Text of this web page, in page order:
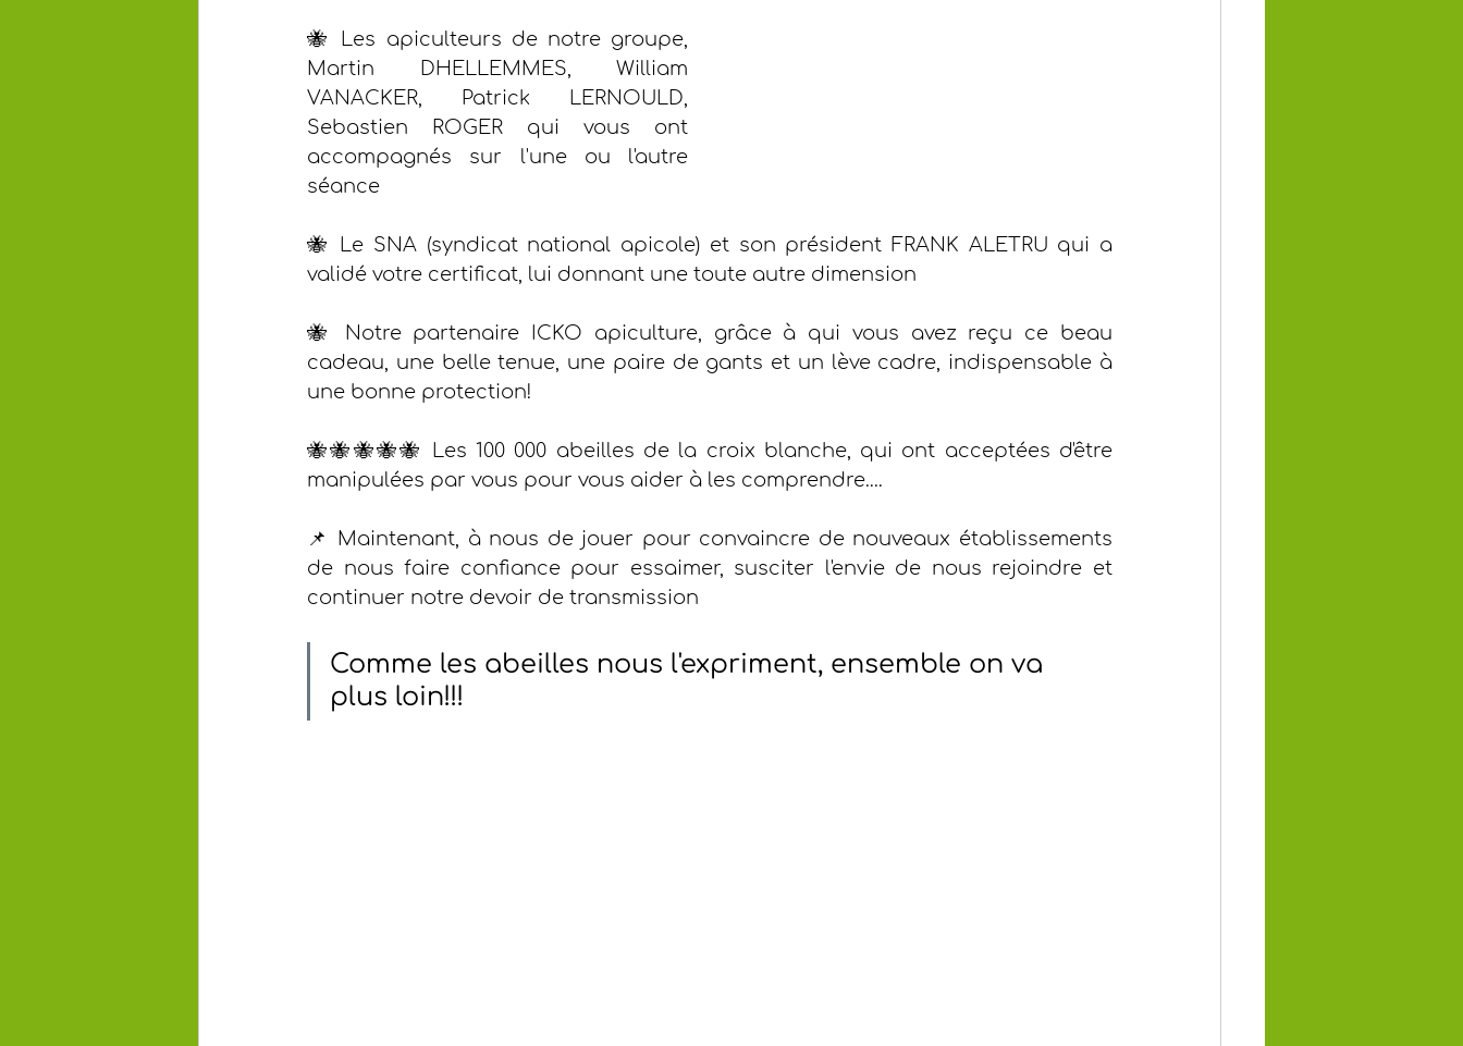
🐝 Les apiculteurs de notre groupe,
Martin DHELLEMMES, William
VANACKER, Patrick LERNOULD,
Sebastien ROGER qui vous ont
accompagnés sur l'une ou l'autre
séance
🐝 Le SNA (syndicat national apicole) et son président FRANK ALETRU qui a
validé votre certificat, lui donnant une toute autre dimension
🐝 Notre partenaire ICKO apiculture, grâce à qui vous avez reçu ce beau
cadeau, une belle tenue, une paire de gants et un lève cadre, indispensable à
une bonne protection!
🐝🐝🐝🐝🐝 Les 100 000 abeilles de la croix blanche, qui ont acceptées d'être
manipulées par vous pour vous aider à les comprendre....
📌 Maintenant, à nous de jouer pour convaincre de nouveaux établissements
de nous faire confiance pour essaimer, susciter l'envie de nous rejoindre et
continuer notre devoir de transmission
Comme les abeilles nous l'expriment, ensemble on va
plus loin!!!